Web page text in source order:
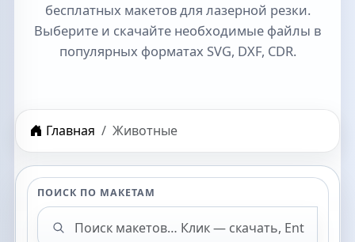
бесплатных макетов для лазерной резки.
Выберите и скачайте необходимые файлы в
популярных форматах SVG, DXF, CDR.
Главная Животные
ПОИСК ПО МАКЕТАМ
Поиск макетов